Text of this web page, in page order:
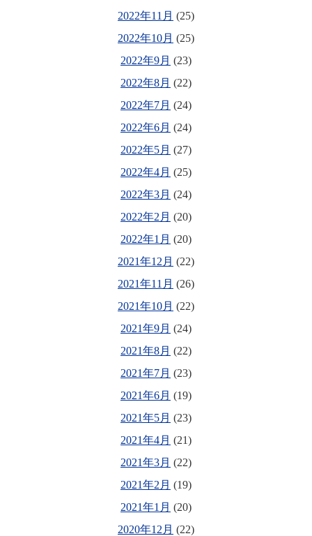
2022年11月 (25)
2022年10月 (25)
2022年9月 (23)
2022年8月 (22)
2022年7月 (24)
2022年6月 (24)
2022年5月 (27)
2022年4月 (25)
2022年3月 (24)
2022年2月 (20)
2022年1月 (20)
2021年12月 (22)
2021年11月 (26)
2021年10月 (22)
2021年9月 (24)
2021年8月 (22)
2021年7月 (23)
2021年6月 (19)
2021年5月 (23)
2021年4月 (21)
2021年3月 (22)
2021年2月 (19)
2021年1月 (20)
2020年12月 (22)